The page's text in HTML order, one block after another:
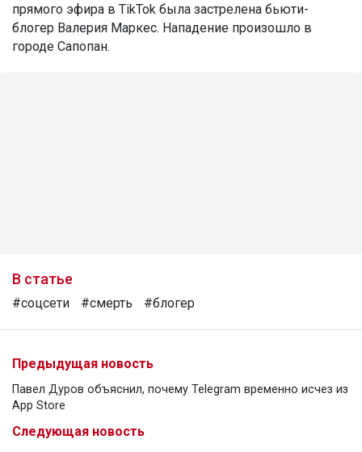
прямого эфира в TikTok была застрелена бьюти-
блогер Валерия Маркес. Нападение произошло в
городе Сапопан.
В статье
#соцсети #смерть #блогер
Предыдущая новость
Павел Дуров объяснил, почему Telegram временно исчез из
App Store
Следующая новость